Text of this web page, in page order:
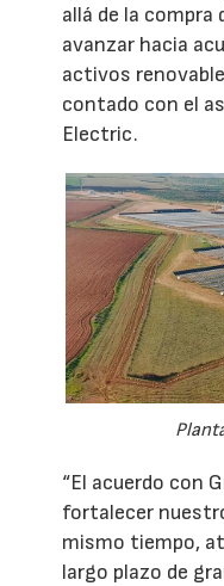
allá de la compra
avanzar hacia
activos
contado con el
Electric.
“El acuerdo con
fortalecer
mismo tiempo,
largo plazo de